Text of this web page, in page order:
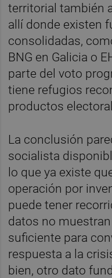
territorial también
allí donde existen
consolidadas,
BNG en Galicia o
parte del voto
tiene refugios
productos
La conclusión
socialista
lo que ya existe
operación por
puede tener
datos no
suficiente para
respuesta a la
bien, otro dato